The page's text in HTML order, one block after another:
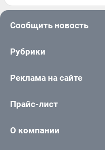
Сообщить новость
Рубрики
Реклама на сайте
Прайс-лист
О компании